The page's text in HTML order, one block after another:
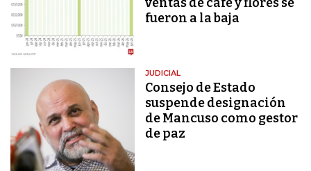
fueron a la baja
JUDICIAL
Consejo de Estado
suspende designación
de Mancuso como gestor
de paz